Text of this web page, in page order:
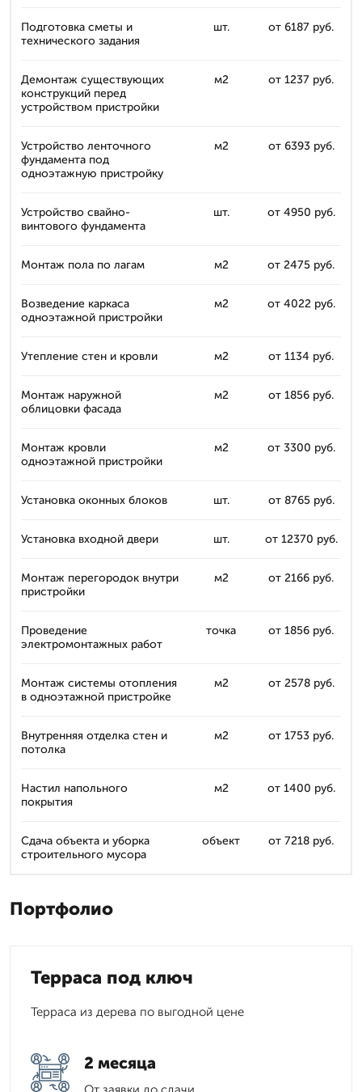
Подготовка сметы и
технического задания
шт. от 6187 руб.
Демонтаж существующих
конструкций перед
устройством пристройки
м2 от 1237 руб.
Устройство ленточного
фундамента под
одноэтажную пристройку
м2 от 6393 руб.
Устройство свайно-
винтового фундамента
шт. от 4950 руб.
Монтаж пола по лагам м2 от 2475 руб.
Возведение каркаса
одноэтажной пристройки
м2 от 4022 руб.
Утепление стен и кровли м2 от 1134 руб.
Монтаж наружной
облицовки фасада
м2 от 1856 руб.
Монтаж кровли
одноэтажной пристройки
м2 от 3300 руб.
Установка оконных блоков шт. от 8765 руб.
Установка входной двери шт. от 12370 руб.
Монтаж перегородок внутри
пристройки
м2 от 2166 руб.
Проведение
электромонтажных работ
точка от 1856 руб.
Монтаж системы отопления
в одноэтажной пристройке
м2 от 2578 руб.
Внутренняя отделка стен и
потолка
м2 от 1753 руб.
Настил напольного
покрытия
м2 от 1400 руб.
Сдача объекта и уборка
строительного мусора
объект от 7218 руб.
Портфолио
Терраса под ключ
Терраса из дерева по выгодной цене
2 месяца